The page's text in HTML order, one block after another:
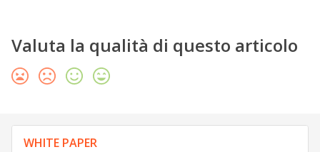
Valuta la qualità di questo articolo
WHITE PAPER